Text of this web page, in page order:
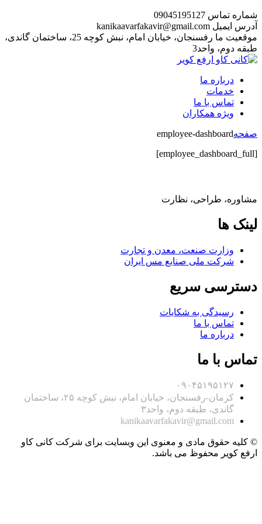
اینستاگرام
مشخصات
شماره تماس 09045195127
آدرس ایمیل kanikaavarfakavir@gmail.com
موقعیت ما
رفسنجان، خیابان امام، نبش کوچه 25، ساختمان گاندی،
طبقه دوم، واحد3
درباره ما
خدمات
تماس با ما
ویژه همکاران
صفحهemployee-dashboard
[employee_dashboard_full]
مشاوره، طراحی، نظارت
لینک ها
وزارت صنعت، معدن و تجارت
شرکت ملی صنایع مس ایران
دسترسی سریع
رسیدگی به شکایات
تماس با ما
درباره ما
تماس با ما
۰۹۰۴۵۱۹۵۱۲۷
کرمان-رفسنجان، خیابان امام، نبش کوچه ۲۵، ساختمان
گاندی، طبقه دوم، واحد۳
kanikaavarfakavir@gmail.com
© کلیه حقوق مادی و معنوی این وبسایت برای شرکت کانی کاو
ارفع کویر محفوظ می باشد.